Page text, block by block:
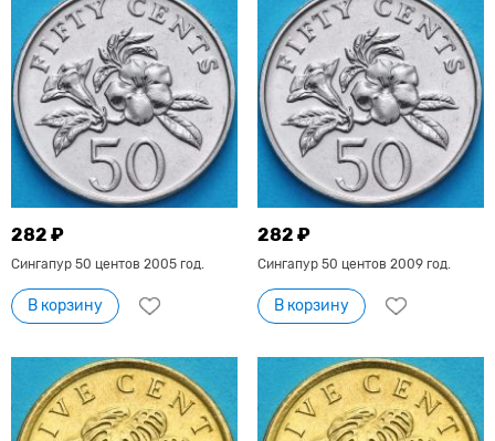
282 ₽
Сингапур 50 центов 2005 год.
В корзину
282 ₽
Сингапур 50 центов 2009 год.
В корзину